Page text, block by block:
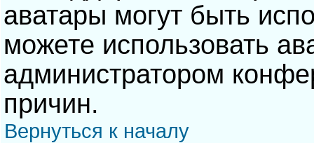
аватары могут быть
можете использовать
администратором
причин.
Вернуться к началу